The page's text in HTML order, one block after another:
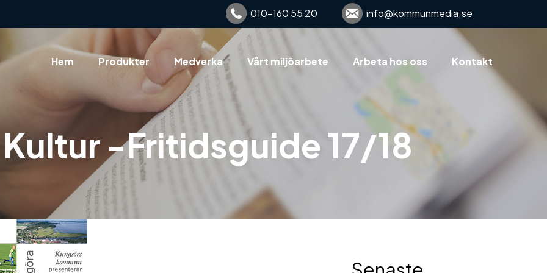
info@kommunmedia.se
010-160 55 20
Hem Produkter Medverka Vårt miljöarbete Arbeta hos oss Kontakt
-Fritidsguide 17/18